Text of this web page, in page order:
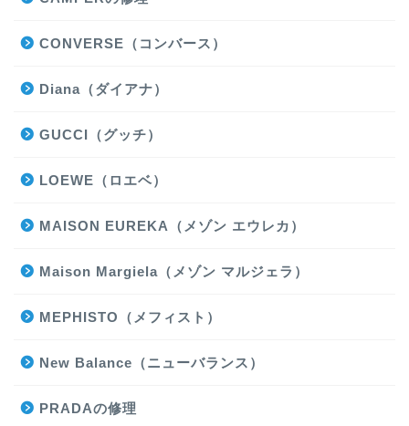
CONVERSE（コンバース）
Diana（ダイアナ）
GUCCI（グッチ）
LOEWE（ロエベ）
MAISON EUREKA（メゾン エウレカ）
Maison Margiela（メゾン マルジェラ）
MEPHISTO（メフィスト）
New Balance（ニューバランス）
PRADAの修理